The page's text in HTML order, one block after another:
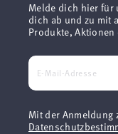
Melde dich hier für
dich ab und zu mit
Produkte,
Mit der Anmeldung